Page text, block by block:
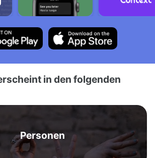
in den folgenden
Personen